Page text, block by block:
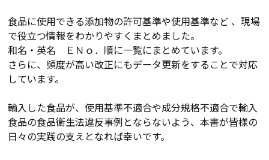
食品に使用できる添加物の許可基準や使用基準など 、現場
で役立つ情報をわかりやすくまとめました。
和名・英名 ＥＮｏ．順に一覧にまとめています。
さらに、頻度が高い改正にもデータ更新をすることで対応
しています。
輸入した食品が、使用基準不適合や成分規格不適合で輸入
食品の食品衛生法違反事例とならないよう、本書が皆様の
日々の実践の支えとなれば幸いです。